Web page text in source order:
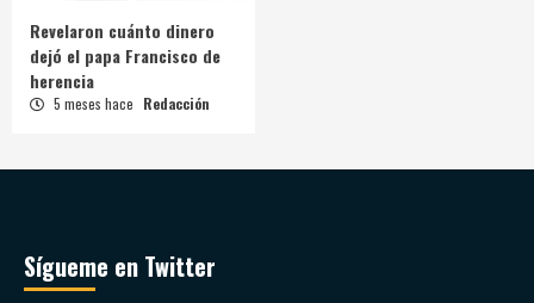
Revelaron cuánto dinero
dejó el papa Francisco de
herencia
5 meses hace Redacción
Sígueme en Twitter